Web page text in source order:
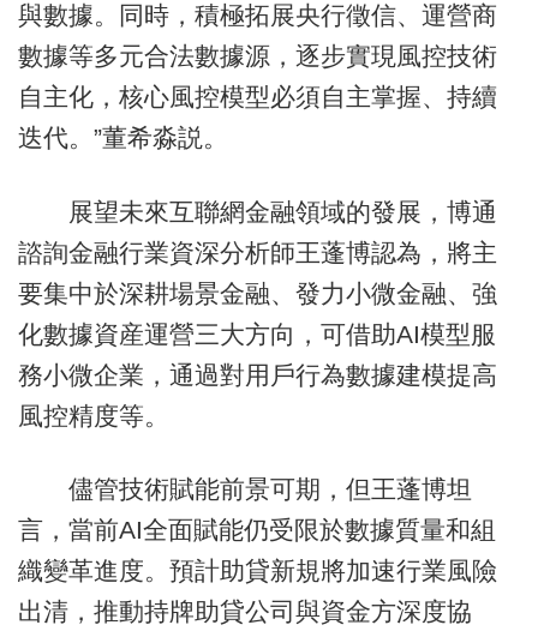
與數據。同時，積極拓展央行徵信、運營商
數據等多元合法數據源，逐步實現風控技術
自主化，核心風控模型必須自主掌握、持續
迭代。”董希淼説。
展望未來互聯網金融領域的發展，博通
諮詢金融行業資深分析師王蓬博認為，將主
要集中於深耕場景金融、發力小微金融、強
化數據資産運營三大方向，可借助AI模型服
務小微企業，通過對用戶行為數據建模提高
風控精度等。
儘管技術賦能前景可期，但王蓬博坦
言，當前AI全面賦能仍受限於數據質量和組
織變革進度。預計助貸新規將加速行業風險
出清，推動持牌助貸公司與資金方深度協